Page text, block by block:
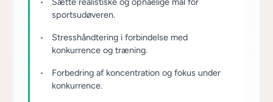
sportsudøveren.
Stresshåndtering i forbindelse med
konkurrence og træning.
Forbedring af koncentration og fokus under
konkurrence.